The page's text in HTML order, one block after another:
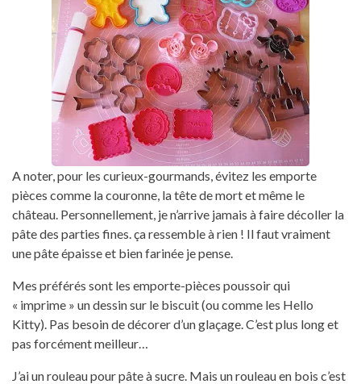
A noter, pour les curieux-gourmands, évitez les emporte
pièces comme la couronne, la tête de mort et même le
château. Personnellement, je n’arrive jamais à faire décoller la
pâte des parties fines. ça ressemble à rien ! Il faut vraiment
une pâte épaisse et bien farinée je pense.
Mes préférés sont les emporte-pièces poussoir qui
« imprime » un dessin sur le biscuit (ou comme les Hello
Kitty). Pas besoin de décorer d’un glaçage. C’est plus long et
pas forcément meilleur…
J’ai un rouleau pour pâte à sucre. Mais un rouleau en bois c’est